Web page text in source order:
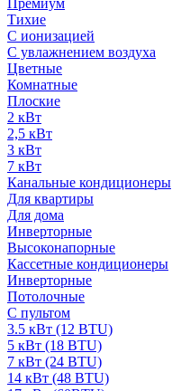
Премиум
Тихие
С ионизацией
С увлажнением воздуха
Цветные
Комнатные
Плоские
2 кВт
2,5 кВт
3 кВт
7 кВт
Канальные кондиционеры
Для квартиры
Для дома
Инверторные
Высоконапорные
Кассетные кондиционеры
Инверторные
Потолочные
С пультом
3.5 кВт (12 BTU)
5 кВт (18 BTU)
7 кВт (24 BTU)
14 кВт (48 BTU)